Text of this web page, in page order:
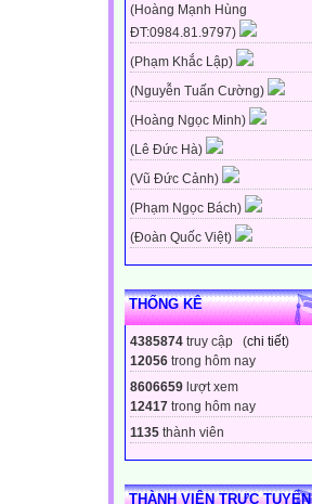
(Hoàng Mạnh Hùng
ĐT:0984.81.9797)
(Phạm Khắc Lập)
(Nguyễn Tuấn Cường)
(Hoàng Ngọc Minh)
(Lê Đức Hà)
(Vũ Đức Cảnh)
(Phạm Ngọc Bách)
(Đoàn Quốc Việt)
THỐNG KÊ
4385874 truy cập (chi tiết)
12056 trong hôm nay
8606659 lượt xem
12417 trong hôm nay
1135 thành viên
THÀNH VIÊN TRỰC TUYẾN